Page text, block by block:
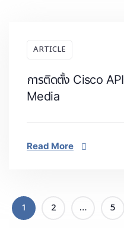
ARTICLE
การติดตั้ง Cisco
Media
Read More
1 2 … 5